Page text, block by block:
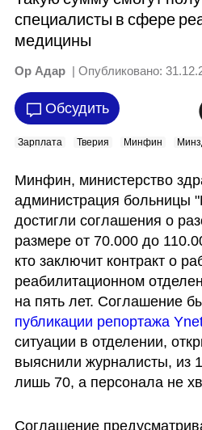
специалисты в сфере
медицины
Ор Адар | Опубликовано:
Обсудить
Зарплата Тверия Минфин
Минфин, министерство
администрация больницы
достигли соглашения о
размере от 70.000 до
кто заключит контракт о
реабилитационном
публикации репортажа
ситуации в отделении,
выяснили журналисты, из
лишь 70, а персонала не
Соглашение